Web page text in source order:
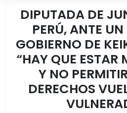
DIPUTADA DE
PERÚ, ANTE
GOBIERNO DE
“HAY QUE ESTAR
Y NO
DERECHOS